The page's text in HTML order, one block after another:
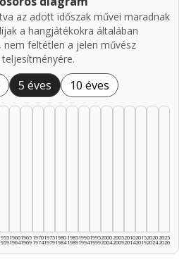
az adott időszak művei maradnak
a hangjátékokra általában
nem feltétlen a jelen művész
teljesítményére.
5 éves 10 éves
1960
1964
1965
1969
1970
1974
1975
1979
1980
1984
1985
1989
1990
1994
1995
1999
2000
2004
2005
2009
2010
2014
2015
2019
2020
2024
2025
2026